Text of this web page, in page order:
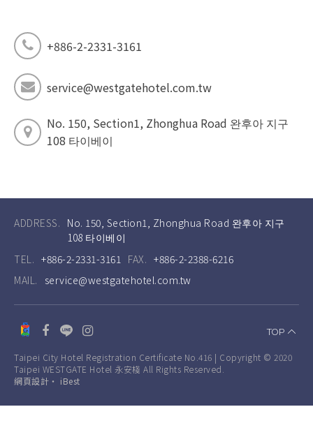
+886-2-2331-3161
service@westgatehotel.com.tw
No. 150, Section1, Zhonghua Road 완후아 지구
108 타이베이
ADDRESS. No. 150, Section1, Zhonghua Road 완후아 지구
108 타이베이
TEL. +886-2-2331-3161 FAX. +886-2-2388-6216
MAIL.
service@westgatehotel.com.tw
TOP
Taipei City Hotel Registration Certificate No.416 | Copyright © 2020
Taipei WESTGATE Hotel 永安棧 All Rights Reserved.
網頁設計 ‧ iBest